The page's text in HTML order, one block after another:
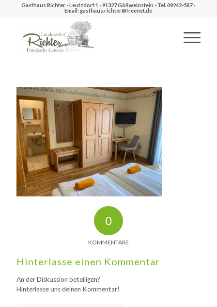
Gasthaus Richter - Leutzdorf 1 - 91327 Gößweinstein - Tel. 09242-587 -
Email: gasthaus.richter@freenet.de
0
KOMMENTARE
Hinterlasse einen Kommentar
An der Diskussion beteiligen?
Hinterlasse uns deinen Kommentar!